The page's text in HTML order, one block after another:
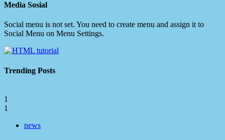
Media Sosial
Social menu is not set. You need to create menu and assign it to
Social Menu on Menu Settings.
Trending Posts
1
1
news